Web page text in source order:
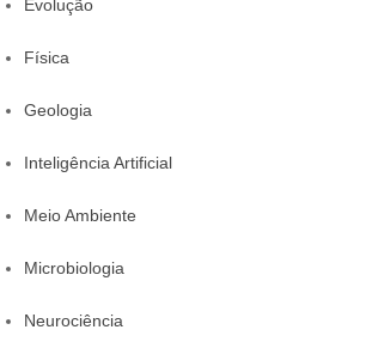
Evolução
Física
Geologia
Inteligência Artificial
Meio Ambiente
Microbiologia
Neurociência